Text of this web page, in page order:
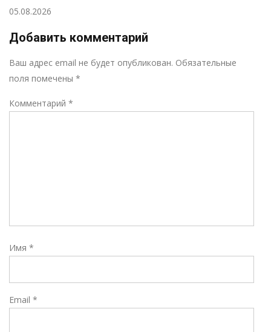
05.08.2026
Добавить комментарий
Ваш адрес email не будет опубликован. Обязательные
поля помечены *
Комментарий *
Имя *
Email *